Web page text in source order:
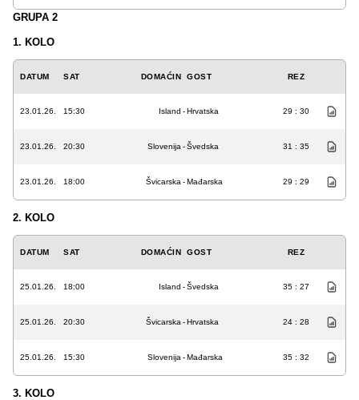
GRUPA 2
1. KOLO
DATUM SAT DOMAĆIN GOST REZ
23.01.26. 15:30 Island -Hrvatska 29 : 30
23.01.26. 20:30 Slovenija -Švedska 31 : 35
23.01.26. 18:00 Švicarska -Mađarska 29 : 29
2. KOLO
DATUM SAT DOMAĆIN GOST REZ
25.01.26. 18:00 Island -Švedska 35 : 27
25.01.26. 20:30 Švicarska -Hrvatska 24 : 28
25.01.26. 15:30 Slovenija -Mađarska 35 : 32
3. KOLO